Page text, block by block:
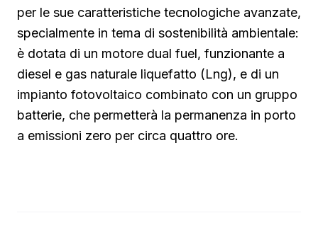
per le sue caratteristiche tecnologiche avanzate,
specialmente in tema di sostenibilità ambientale:
è dotata di un motore dual fuel, funzionante a
diesel e gas naturale liquefatto (Lng), e di un
impianto fotovoltaico combinato con un gruppo
batterie, che permetterà la permanenza in porto
a emissioni zero per circa quattro ore.